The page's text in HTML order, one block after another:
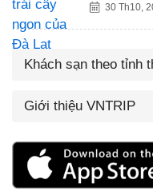
30 Th10,
Khách sạn theo tỉnh
Giới thiệu VNTRIP